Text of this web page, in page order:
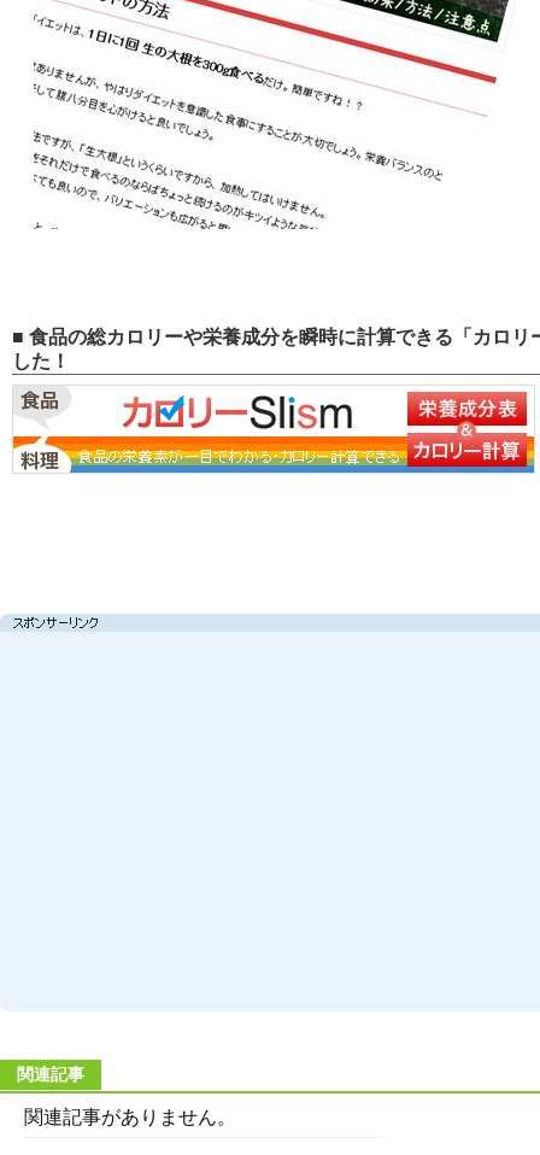
■ 食品の総カロリーや栄養成分を瞬時に計算できる「カロ
した！
関連記事
関連記事がありません。